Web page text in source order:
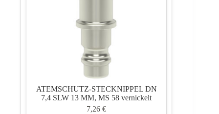
ATEMSCHUTZ-STECKNIPPEL DN
7,4 SLW 13 MM, MS 58 vernickelt
7,26€